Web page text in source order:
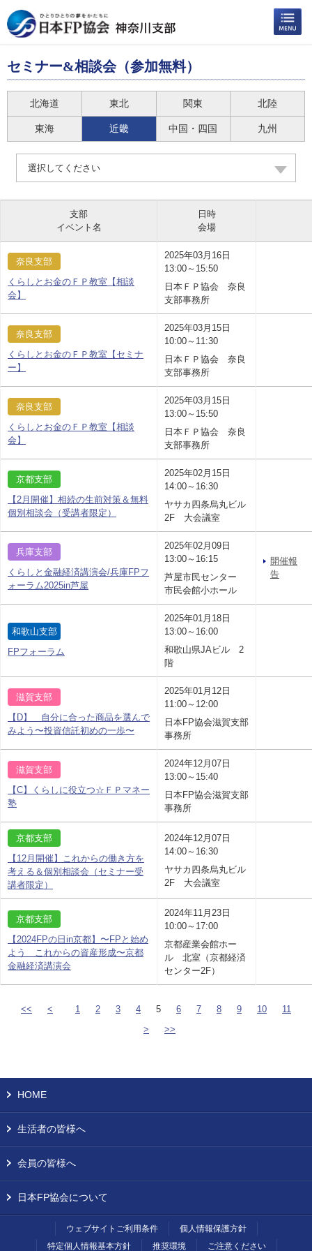
セミナー&相談会（参加無料）
北海道 東北 関東 北陸
東海 近畿 中国・四国 九州
選択してください
支部
イベント名
日時
会場
奈良支部
くらしとお金のＦＰ教室【相談
会】
2025年03月16日
13:00～15:50
日本ＦＰ協会 奈良
支部事務所
奈良支部
くらしとお金のＦＰ教室【セミナ
ー】
2025年03月15日
10:00～11:30
日本ＦＰ協会 奈良
支部事務所
奈良支部
くらしとお金のＦＰ教室【相談
会】
2025年03月15日
13:00～15:50
日本ＦＰ協会 奈良
支部事務所
京都支部
【2月開催】相続の生前対策＆無料
個別相談会（受講者限定）
2025年02月15日
14:00～16:30
ヤサカ四条烏丸ビル
2F 大会議室
兵庫支部
くらしと金融経済講演会/兵庫FPフ
ォーラム2025in芦屋
2025年02月09日
13:00～16:15
芦屋市民センター
市民会館小ホール
開催報
告
和歌山支部
FPフォーラム
2025年01月18日
13:00～16:00
和歌山県JAビル 2
階
滋賀支部
【D】 自分に合った商品を選んで
みよう〜投資信託初めの一歩〜
2025年01月12日
11:00～12:00
日本FP協会滋賀支部
事務所
滋賀支部
【C】くらしに役立つ☆ＦＰマネー
塾
2024年12月07日
13:00～15:40
日本FP協会滋賀支部
事務所
京都支部
【12月開催】これからの働き方を
考える＆個別相談会（セミナー受
講者限定）
2024年12月07日
14:00～16:30
ヤサカ四条烏丸ビル
2F 大会議室
京都支部
【2024FPの日in京都】〜FPと始め
よう これからの資産形成〜京都
金融経済講演会
2024年11月23日
10:00～17:00
京都産業会館ホー
ル 北室（京都経済
センター2F）
<< < 1 2 3 4 5 6 7 8 9 10
11
>
>>
HOME
生活者の皆様へ
会員の皆様へ
日本FP協会について
ウェブサイトご利用条件
個人情報保護方針
特定個人情報基本方針
推奨環境 ご注意ください